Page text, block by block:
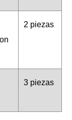
2 piezas
3 piezas